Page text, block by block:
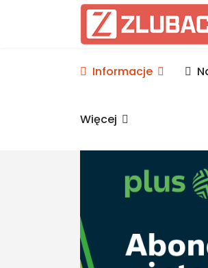
Informacje
Informacje
Więcej